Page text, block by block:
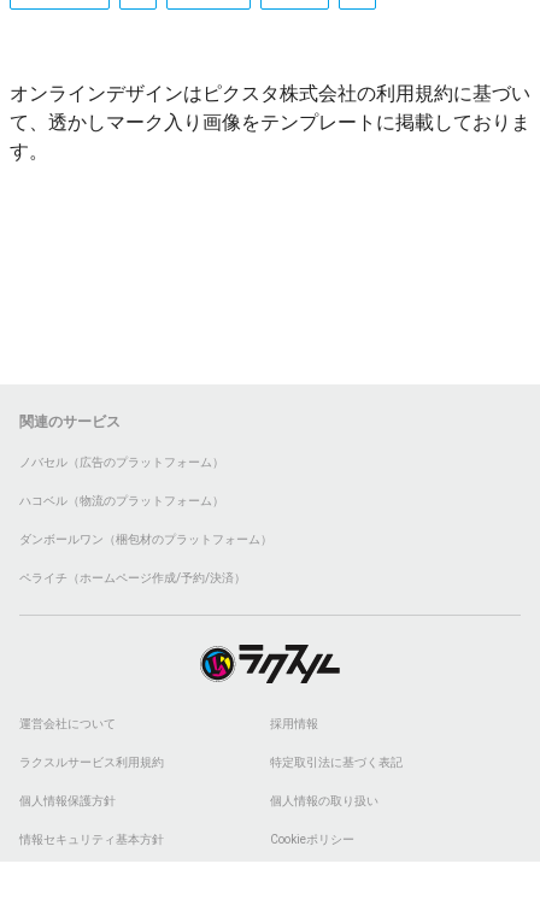
オンラインデザインはピクスタ株式会社の利用規約に基づい
て、透かしマーク入り画像をテンプレートに掲載しておりま
す。
関連のサービス
ノバセル（広告のプラットフォーム）
ハコベル（物流のプラットフォーム）
ダンボールワン（梱包材のプラットフォーム）
ペライチ（ホームページ作成/予約/決済）
運営会社について 採用情報
ラクスルサービス利用規約 特定取引法に基づく表記
個人情報保護方針 個人情報の取り扱い
情報セキュリティ基本方針 Cookieポリシー